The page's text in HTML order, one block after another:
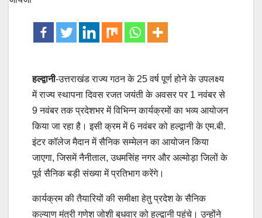
हल्द्वानी-उत्तराखंड राज्य गठन के 25 वर्ष पूर्ण होने के उपलक्ष्य
में राज्य स्थापना दिवस रजत जयंती के अवसर पर 1 नवंबर से
9 नवंबर तक प्रदेशभर में विभिन्न कार्यक्रमों का भव्य आयोजन
किया जा रहा है। इसी क्रम में 6 नवंबर को हल्द्वानी के एम.बी.
इंटर कॉलेज मैदान में सैनिक सम्मेलन का आयोजन किया
जाएगा, जिसमें नैनीताल, उधमसिंह नगर और अल्मोड़ा जिलों के
पूर्व सैनिक बड़ी संख्या में प्रतिभाग करेंगे।
कार्यक्रम की तैयारियों की समीक्षा हेतु प्रदेश के सैनिक
कल्याण मंत्री गणेश जोशी बुधवार को हल्द्वानी पहुंचे। उन्होंने